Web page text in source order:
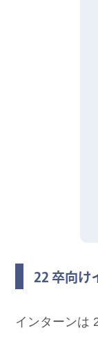
22 卒向け
インターンは